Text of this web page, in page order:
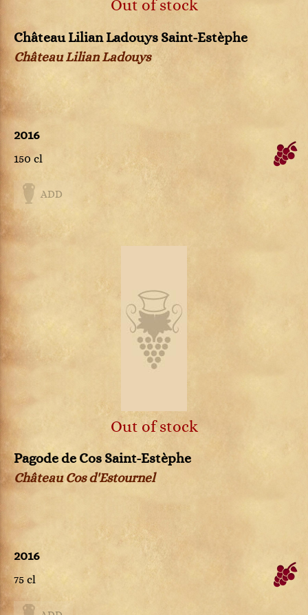
Out of stock
Château Lilian Ladouys Saint-Estèphe
Château Lilian Ladouys
2016
150 cl
ADD
Out of stock
Pagode de Cos Saint-Estèphe
Château Cos d'Estournel
2016
75 cl